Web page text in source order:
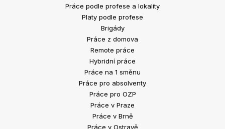
Práce podle profese a lokality
Platy podle profese
Brigády
Práce z domova
Remote práce
Hybridní práce
Práce na 1 směnu
Práce pro absolventy
Práce pro OZP
Práce v Praze
Práce v Brně
Práce v Ostravě